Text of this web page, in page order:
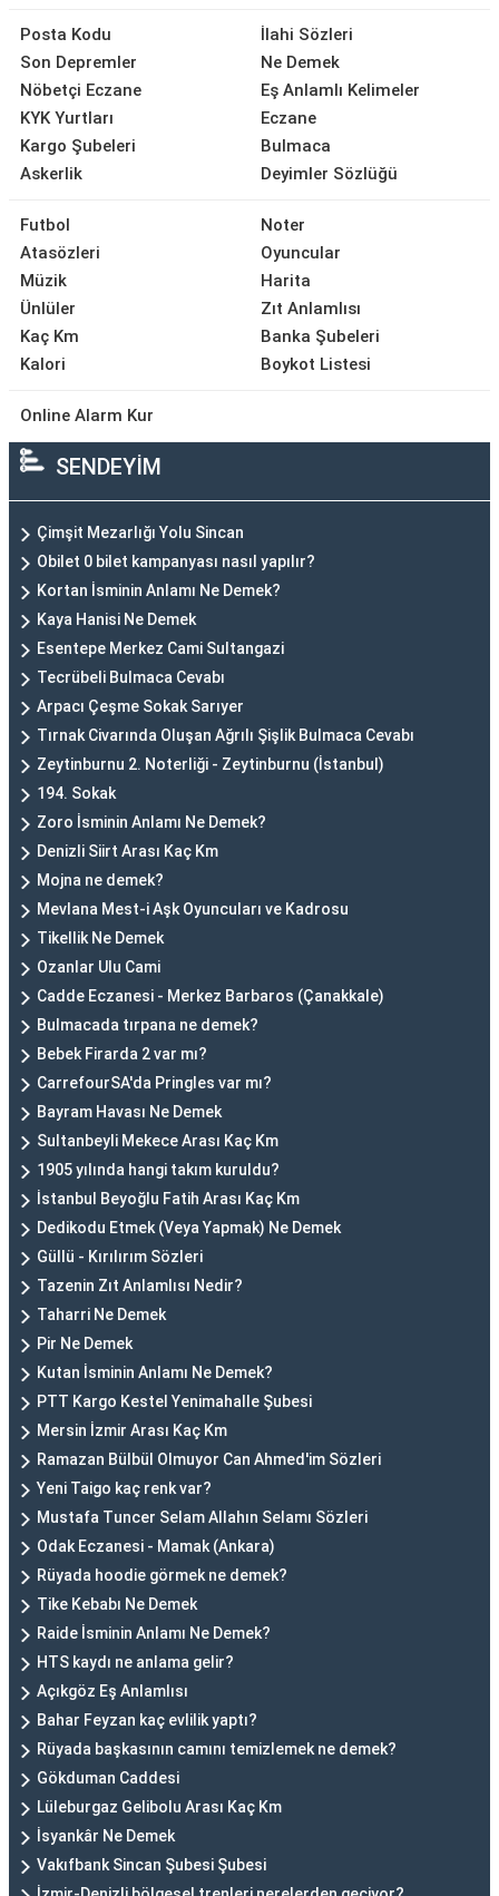
Posta Kodu
Son Depremler
Nöbetçi Eczane
KYK Yurtları
Kargo Şubeleri
Askerlik
İlahi Sözleri
Ne Demek
Eş Anlamlı Kelimeler
Eczane
Bulmaca
Deyimler Sözlüğü
Futbol
Atasözleri
Müzik
Ünlüler
Kaç Km
Kalori
Noter
Oyuncular
Harita
Zıt Anlamlısı
Banka Şubeleri
Boykot Listesi
Online Alarm Kur
SENDEYİM
Çimşit Mezarlığı Yolu Sincan
Obilet 0 bilet kampanyası nasıl yapılır?
Kortan İsminin Anlamı Ne Demek?
Kaya Hanisi Ne Demek
Esentepe Merkez Cami Sultangazi
Tecrübeli Bulmaca Cevabı
Arpacı Çeşme Sokak Sarıyer
Tırnak Civarında Oluşan Ağrılı Şişlik Bulmaca Cevabı
Zeytinburnu 2. Noterliği - Zeytinburnu (İstanbul)
194. Sokak
Zoro İsminin Anlamı Ne Demek?
Denizli Siirt Arası Kaç Km
Mojna ne demek?
Mevlana Mest-i Aşk Oyuncuları ve Kadrosu
Tikellik Ne Demek
Ozanlar Ulu Cami
Cadde Eczanesi - Merkez Barbaros (Çanakkale)
Bulmacada tırpana ne demek?
Bebek Firarda 2 var mı?
CarrefourSA'da Pringles var mı?
Bayram Havası Ne Demek
Sultanbeyli Mekece Arası Kaç Km
1905 yılında hangi takım kuruldu?
İstanbul Beyoğlu Fatih Arası Kaç Km
Dedikodu Etmek (Veya Yapmak) Ne Demek
Güllü - Kırılırım Sözleri
Tazenin Zıt Anlamlısı Nedir?
Taharri Ne Demek
Pir Ne Demek
Kutan İsminin Anlamı Ne Demek?
PTT Kargo Kestel Yenimahalle Şubesi
Mersin İzmir Arası Kaç Km
Ramazan Bülbül Olmuyor Can Ahmed'im Sözleri
Yeni Taigo kaç renk var?
Mustafa Tuncer Selam Allahın Selamı Sözleri
Odak Eczanesi - Mamak (Ankara)
Rüyada hoodie görmek ne demek?
Tike Kebabı Ne Demek
Raide İsminin Anlamı Ne Demek?
HTS kaydı ne anlama gelir?
Açıkgöz Eş Anlamlısı
Bahar Feyzan kaç evlilik yaptı?
Rüyada başkasının camını temizlemek ne demek?
Gökduman Caddesi
Lüleburgaz Gelibolu Arası Kaç Km
İsyankâr Ne Demek
Vakıfbank Sincan Şubesi Şubesi